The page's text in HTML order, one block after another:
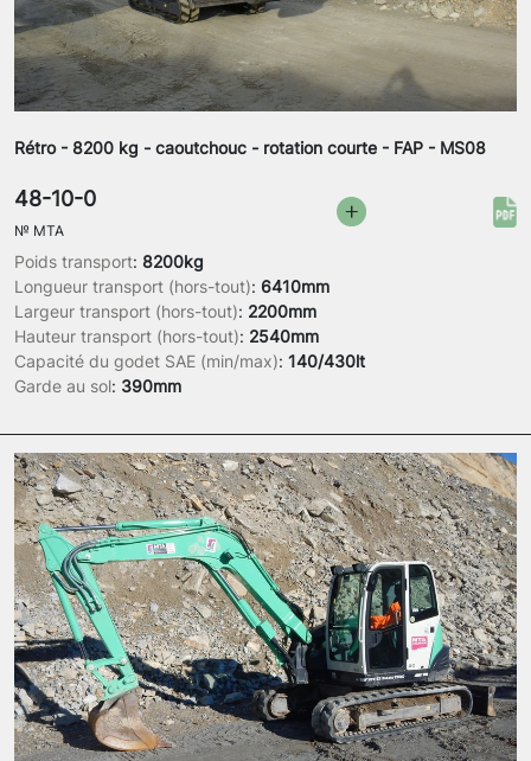
Rétro - 8200 kg - caoutchouc - rotation courte - FAP - MS08
Poids transport: 8200kg
Longueur transport (hors-tout): 6410mm
Largeur transport (hors-tout): 2200mm
Hauteur transport (hors-tout): 2540mm
Capacité du godet SAE (min/max): 140/430lt
Garde au sol: 390mm
48-10-0
№ MTA